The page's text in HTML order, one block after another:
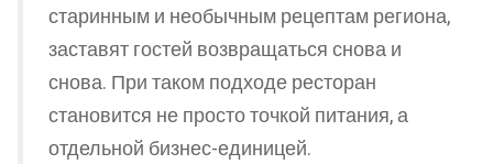
старинным и необычным рецептам региона,
заставят гостей возвращаться снова и
снова. При таком подходе ресторан
становится не просто точкой питания, а
отдельной бизнес-единицей.